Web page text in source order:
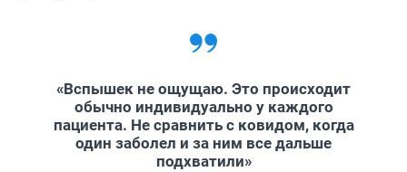
«Вспышек не ощущаю. Это происходит
обычно индивидуально у каждого
пациента. Не сравнить с ковидом, когда
один заболел и за ним все дальше
подхватили»